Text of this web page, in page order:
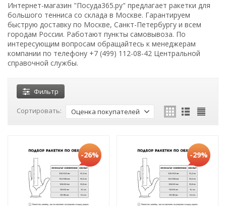
Интернет-магазин "Посуда365.ру" предлагает ракетки для
большого тенниса со склада в Москве. Гарантируем
быструю доставку по Москве, Санкт-Петербургу и всем
городам России. Работают пункты самовывоза. По
интересующим вопросам обращайтесь к менеджерам
компании по телефону +7 (499) 112-08-42 Центральной
справочной службы.
Фильтр
Сортировать: Оценка покупателей
-26% -29%